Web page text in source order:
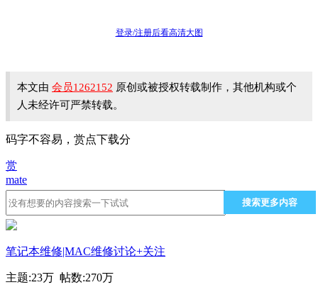
登录/注册后看高清大图
本文由 会员1262152 原创或被授权转载制作，其他机构或个
人未经许可严禁转载。
码字不容易，赏点下载分
赏
mate
搜索更多内容
笔记本维修|MAC维修讨论+关注
主题:23万 帖数:270万